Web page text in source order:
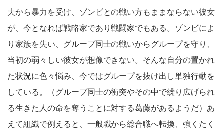
夫から暴力を受け、ゾンビとの戦い方もままならない彼女
が、今となれば戦略家であり戦闘家でもある。ゾンビによ
り家族を失い、グループ同士の戦いからグループを守り、
当初の弱々しい彼女が想像できない。そんな自分の置かれ
た状況に色々悩み、今ではグループを抜け出し単独行動を
している。（グループ同士の衝突やその中で繰り広げられ
る生きた人の命を奪うことに対する葛藤があるようだ）あ
えて組織で例えると、一般職から総合職へ転換、強くたく